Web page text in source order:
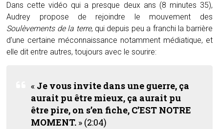
Dans cette vidéo qui a presque deux ans (8 minutes 35),
Audrey propose de rejoindre le mouvement des
Soulèvements de la terre, qui depuis peu a franchi la barrière
d’une certaine méconnaissance notamment médiatique, et
elle dit entre autres, toujours avec le sourire:
« Je vous invite dans une guerre, ça
aurait pu être mieux, ça aurait pu
être pire, on s’en fiche, C’EST NOTRE
MOMENT. » (2:04)